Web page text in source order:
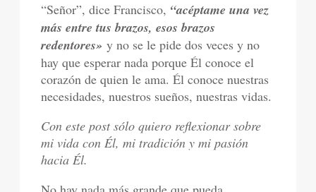
“Señor”, dice Francisco, “acéptame una vez
más entre tus brazos, esos brazos
redentores» y no se le pide dos veces y no
hay que esperar nada porque Él conoce el
corazón de quien le ama. Él conoce nuestras
necesidades, nuestros sueños, nuestras vidas.
Con este post sólo quiero reflexionar sobre
mi vida con Él, mi tradición y mi pasión
hacia Él.